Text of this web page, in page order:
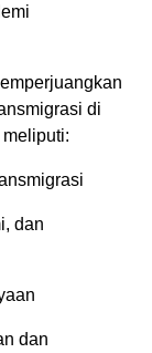
di
dan
dan